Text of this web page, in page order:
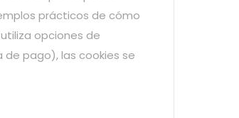
prácticos de cómo
opciones de
pago), las cookies se